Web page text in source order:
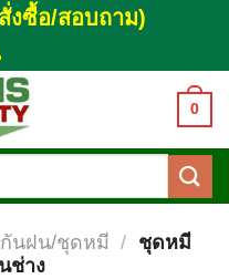
งซื้อ/สอบถาม)
0
กันฝน/ชุดหมี / ชุดหมี
ช่าง